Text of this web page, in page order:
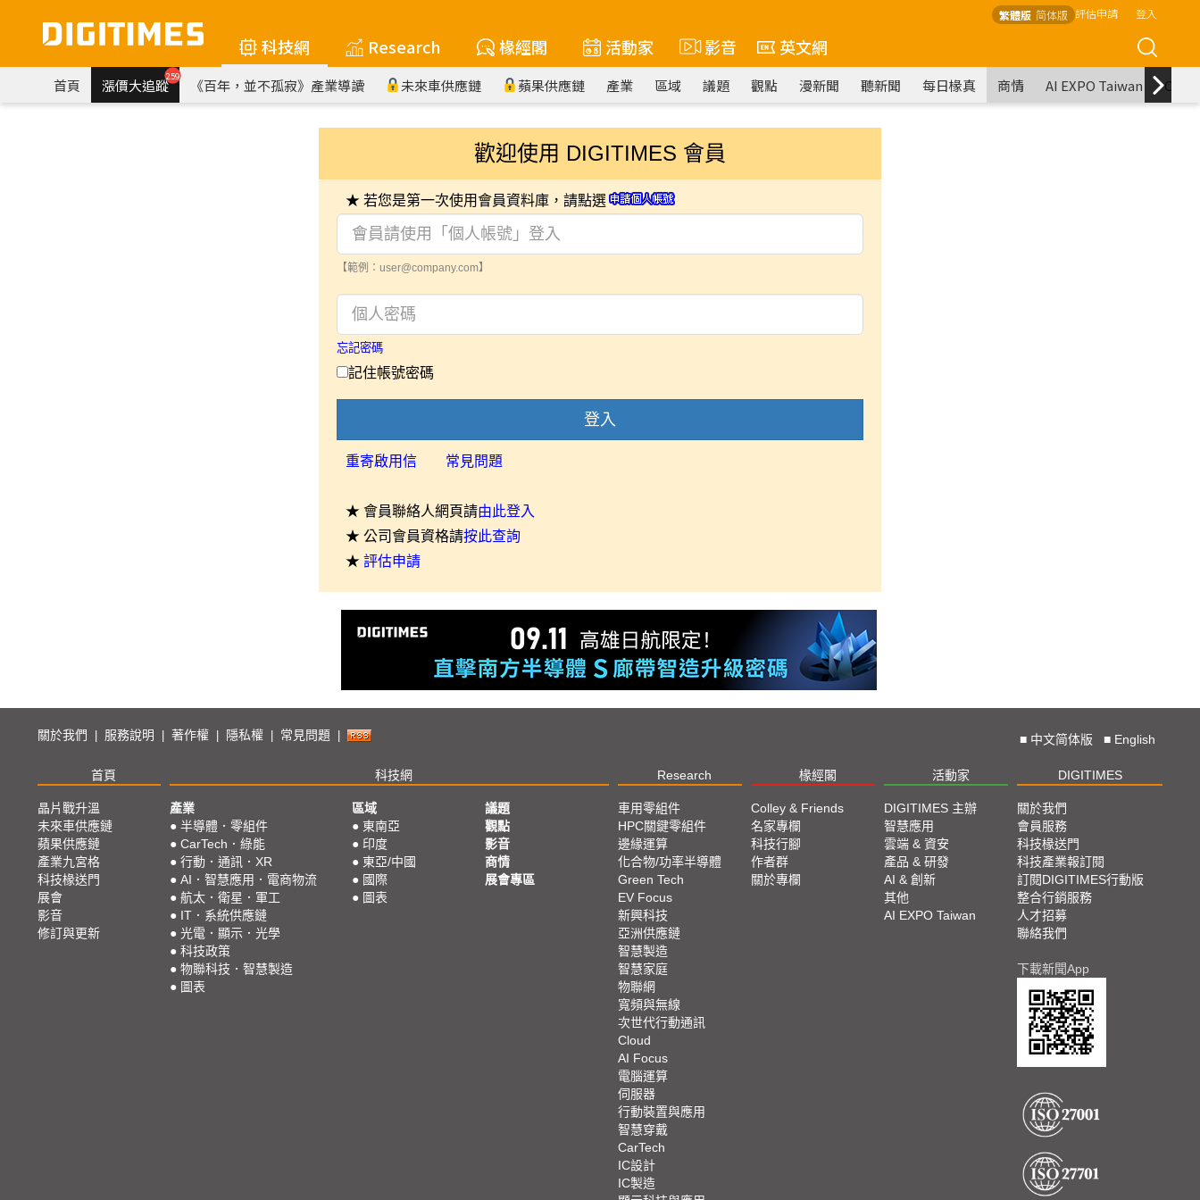
繁體版 简体版 評估申請 登入
科技網 Research 椽經閣 活動家 影音 英文網
首頁 漲價大追蹤259 《百年，並不孤寂》產業導讀 未來車供應鏈 蘋果供應鏈 產業 區域 議題 觀點 漫新聞 聽新聞 每日椽真 商情 AI EXPO Taiwan
歡迎使用 DIGITIMES 會員
★ 若您是第一次使用會員資料庫，請點選
【範例：user@company.com】
忘記密碼
記住帳號密碼
登入
重寄啟用信 常見問題
★ 會員聯絡人網頁請由此登入
★ 公司會員資格請按此查詢
★ 評估申請
關於我們 服務說明 著作權 隱私權 常見問題 ■ 中文简体版 ■ English
首頁 科技網 Research 椽經閣 活動家 DIGITIMES
晶片戰升溫
未來車供應鏈
蘋果供應鏈
產業九宮格
科技椽送門
展會
影音
修訂與更新
產業
● 半導體．零組件
● CarTech．綠能
● 行動．通訊．XR
● AI．智慧應用．電商物流
● 航太．衛星．軍工
● IT．系統供應鏈
● 光電．顯示．光學
● 科技政策
● 物聯科技．智慧製造
● 圖表
區域
● 東南亞
● 印度
● 東亞/中國
● 國際
● 圖表
議題
觀點
影音
商情
展會專區
車用零組件
HPC關鍵零組件
邊緣運算
化合物/功率半導體
Green Tech
EV Focus
新興科技
亞洲供應鏈
智慧製造
智慧家庭
物聯網
寬頻與無線
次世代行動通訊
Cloud
AI Focus
電腦運算
伺服器
行動裝置與應用
智慧穿戴
CarTech
IC設計
IC製造
Colley & Friends
名家專欄
科技行腳
作者群
關於專欄
DIGITIMES 主辦
智慧應用
雲端 & 資安
產品 & 研發
AI & 創新
其他
AI EXPO Taiwan
關於我們
會員服務
科技椽送門
科技產業報訂閱
訂閱DIGITIMES行動版
整合行銷服務
人才招募
聯絡我們
下載新聞App